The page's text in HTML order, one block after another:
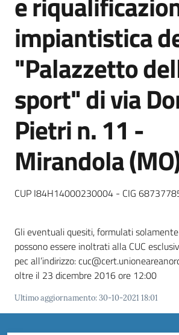
Documenti
e
dati
Scopri
il
territorio
per
la
TERRA
Tutti
impiantistica
"Palazzetto
sport" di via
Pietri n. 11 -
Mirandola
CUP I84H14000230004 - CIG
Gli eventuali quesiti, formulati
possono essere inoltrati alla CUC
pec all’indirizzo:
oltre il 23 dicembre 2016 ore 12:00
Ultimo aggiornamento:30-10-2021 18:01